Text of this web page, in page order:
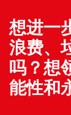
想进一
浪费、
吗？想
能性和